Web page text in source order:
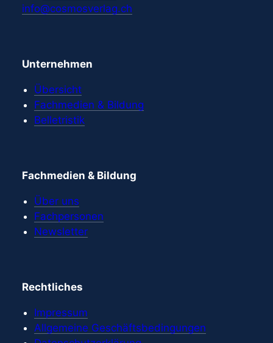
info@cosmosverlag.ch
Unternehmen
Übersicht
Fachmedien & Bildung
Belletristik
Fachmedien & Bildung
Über uns
Fachpersonen
Newsletter
Rechtliches
Impressum
Allgemeine Geschäftsbedingungen